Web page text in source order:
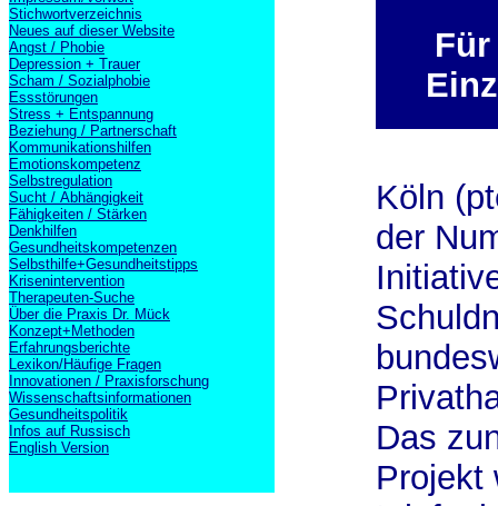
Stichwortverzeichnis
Neues auf dieser Website
Angst / Phobie
Depression + Trauer
Scham / Sozialphobie
Essstörungen
Stress + Entspannung
Beziehung / Partnerschaft
Kommunikationshilfen
Emotionskompetenz
Selbstregulation
Sucht / Abhängigkeit
Fähigkeiten / Stärken
Denkhilfen
Gesundheitskompetenzen
Selbsthilfe+Gesundheitstipps
Krisenintervention
Therapeuten-Suche
Über die Praxis Dr. Mück
Konzept+Methoden
Erfahrungsberichte
Lexikon/Häufige Fragen
Innovationen / Praxisforschung
Wissenschaftsinformationen
Gesundheitspolitik
Infos auf Russisch
English Version
Köln
der
Das
Projekt